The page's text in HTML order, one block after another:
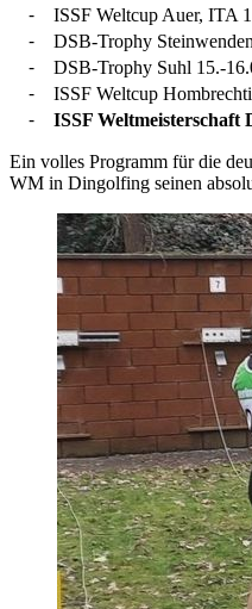
⁃ ISSF Weltcup Auer, ITA
⁃ DSB-Trophy
⁃ DSB-Trophy Suhl 15.-
⁃ ISSF Weltcup
⁃ ISSF Weltmeisterschaft
Ein volles Programm für die
WM in Dingolfing seinen